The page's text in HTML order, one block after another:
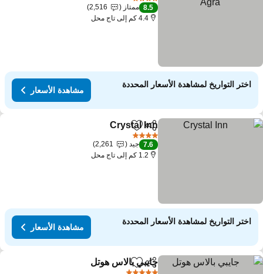
8.5 ممتاز
2,516
4.4 كم إلى تاج محل
اختر التواريخ لمشاهدة الأسعار المحددة
مشاهدة الأسعار
مشاركةAdd to favorites
Crystal Inn
7.6 جيد
2,261
1.2 كم إلى تاج محل
اختر التواريخ لمشاهدة الأسعار المحددة
مشاهدة الأسعار
مشاركةAdd to favorites
جايبي بالاس هوتل